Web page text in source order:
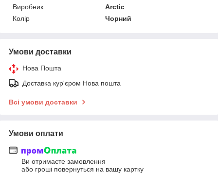
Виробник
Arctic
Колір
Чорний
Умови доставки
Нова Пошта
Доставка кур'єром Нова пошта
Всі умови доставки
Умови оплати
Ви отримаєте замовлення
або гроші повернуться на вашу картку